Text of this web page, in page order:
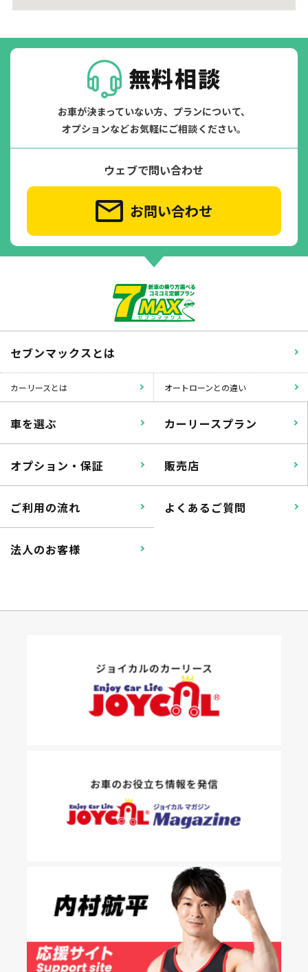
無料相談
お車が決まっていない方、プランについて、
オプションなどお気軽にご相談ください。
ウェブで問い合わせ
お問い合わせ
セブンマックスとは
カーリースとは オートローンとの違い
車を選ぶ カーリースプラン
オプション・保証 販売店
ご利用の流れ よくあるご質問
法人のお客様